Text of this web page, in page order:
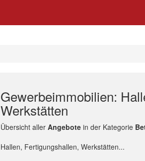
Gewerbeimmobilien:
Werkstätten
Übersicht aller Angebotein der Kategorie
Hallen, Fertigungshallen, Werkstätten...